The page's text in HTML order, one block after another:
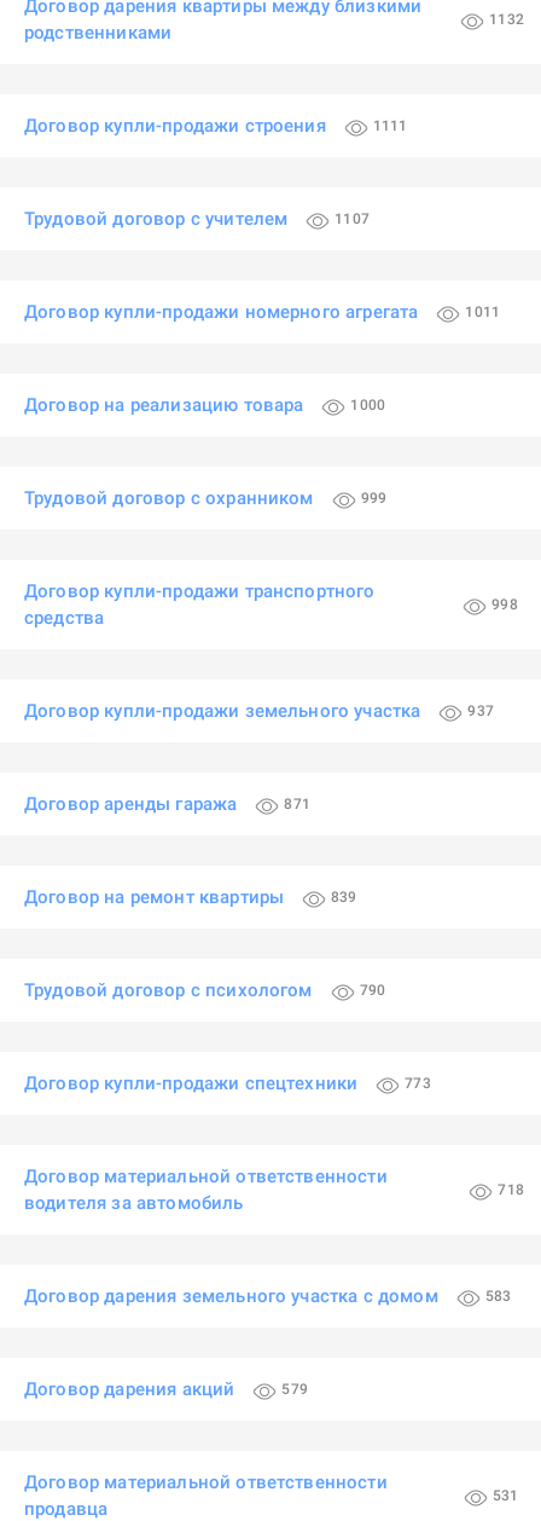
Договор дарения квартиры между близкими
родственниками
1132
Договор купли-продажи строения 1111
Трудовой договор с учителем 1107
Договор купли-продажи номерного агрегата 1011
Договор на реализацию товара 1000
Трудовой договор с охранником 999
Договор купли-продажи транспортного
средства
998
Договор купли-продажи земельного участка 937
Договор аренды гаража 871
Договор на ремонт квартиры 839
Трудовой договор с психологом 790
Договор купли-продажи спецтехники 773
Договор материальной ответственности
водителя за автомобиль
718
Договор дарения земельного участка с домом 583
Договор дарения акций 579
Договор материальной ответственности
продавца
531